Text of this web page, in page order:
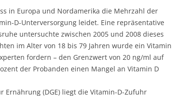
in Europa und Nordamerika die Mehrzahl der
D-Unterversorgung leidet. Eine repräsentative
untersuchte zwischen 2005 und 2008 dieses
im Alter von 18 bis 79 Jahren wurde ein Vitamin
fordern – den Grenzwert von 20 ng/ml auf
der Probanden einen Mangel an Vitamin D
Ernährung (DGE) liegt die Vitamin-D-Zufuhr